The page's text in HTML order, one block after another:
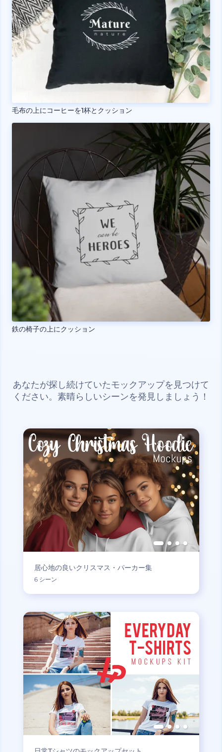
毛布の上にコーヒーを1杯とクッション
鉄の椅子の上にクッション
あなたが探し続けていたモックアップを見つけて
ください。素晴らしいシーンを発見しましょう！
居心地の良いクリスマス・パーカー集
6 シーン